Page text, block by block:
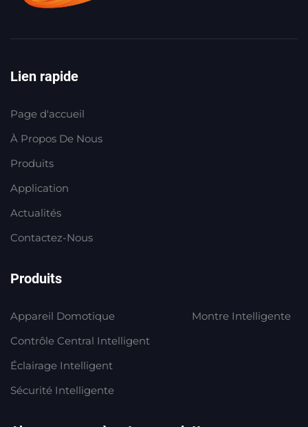
Lien rapide
Page d'accueil
À Propos De Nous
Produits
Application
Actualités
Contactez-Nous
Produits
Appareil Domotique
Contrôle Central Intelligent
Éclairage Intelligent
Sécurité Intelligente
Montre Intelligente